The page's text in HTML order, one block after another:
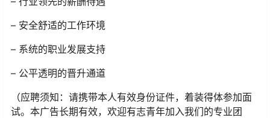
– 安全舒适的工作环境
– 系统的职业发展支持
– 公平透明的晋升通道
（应聘须知：请携带本人有效身份证件，着装得体参加面
试。本广告长期有效，欢迎有志青年加入我们的专业团